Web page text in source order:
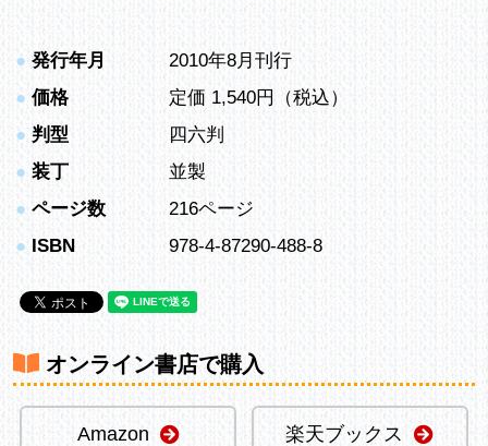
● 発行年月
2010年8月刊行
● 価格
定価 1,540円（税込）
● 判型
四六判
● 装丁
並製
● ページ数
216ページ
● ISBN 978-4-87290-488-8
オンライン書店で購入
Amazon 楽天ブックス